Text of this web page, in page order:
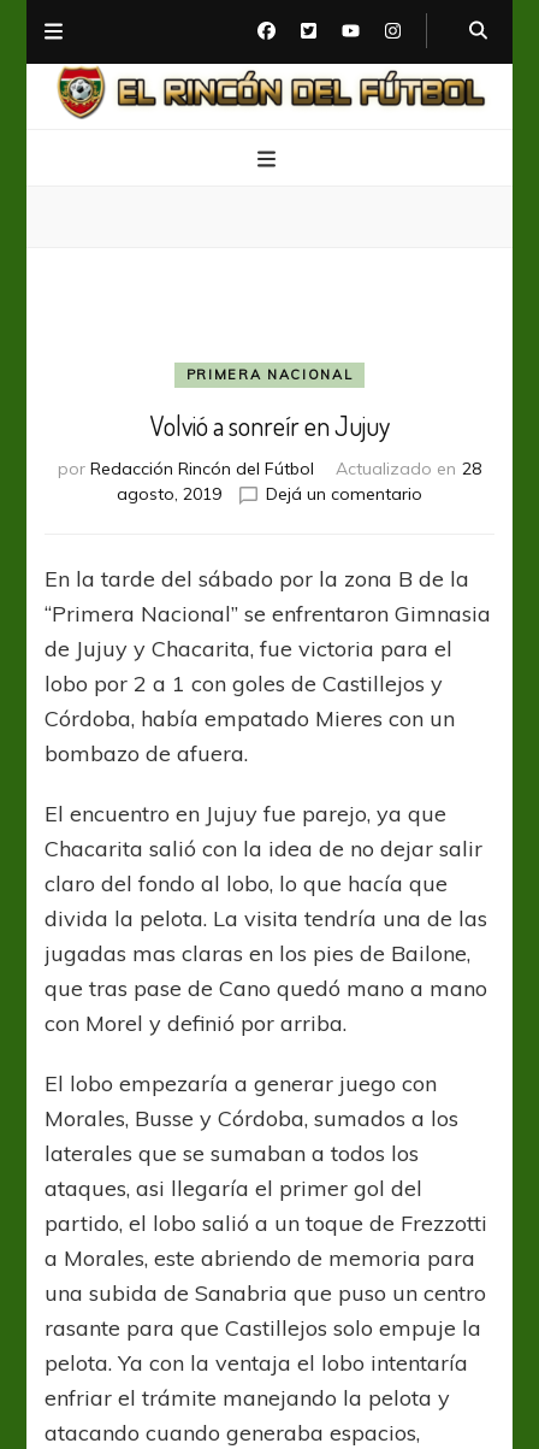
PRIMERA NACIONAL
Volvió a sonreír en Jujuy
por Redacción Rincón del Fútbol Actualizado en 28
agosto, 2019
Dejá un comentario
sonreír
en
Jujuy
En la tarde del sábado por la zona B de la
“Primera Nacional” se enfrentaron Gimnasia
de Jujuy y Chacarita, fue victoria para el
lobo por 2 a 1 con goles de Castillejos y
Córdoba, había empatado Mieres con un
bombazo de afuera.
El encuentro en Jujuy fue parejo, ya que
Chacarita salió con la idea de no dejar salir
claro del fondo al lobo, lo que hacía que
divida la pelota. La visita tendría una de las
jugadas mas claras en los pies de Bailone,
que tras pase de Cano quedó mano a mano
con Morel y definió por arriba.
El lobo empezaría a generar juego con
Morales, Busse y Córdoba, sumados a los
laterales que se sumaban a todos los
ataques, asi llegaría el primer gol del
partido, el lobo salió a un toque de Frezzotti
a Morales, este abriendo de memoria para
una subida de Sanabria que puso un centro
rasante para que Castillejos solo empuje la
pelota. Ya con la ventaja el lobo intentaría
enfriar el trámite manejando la pelota y
atacando cuando generaba espacios,